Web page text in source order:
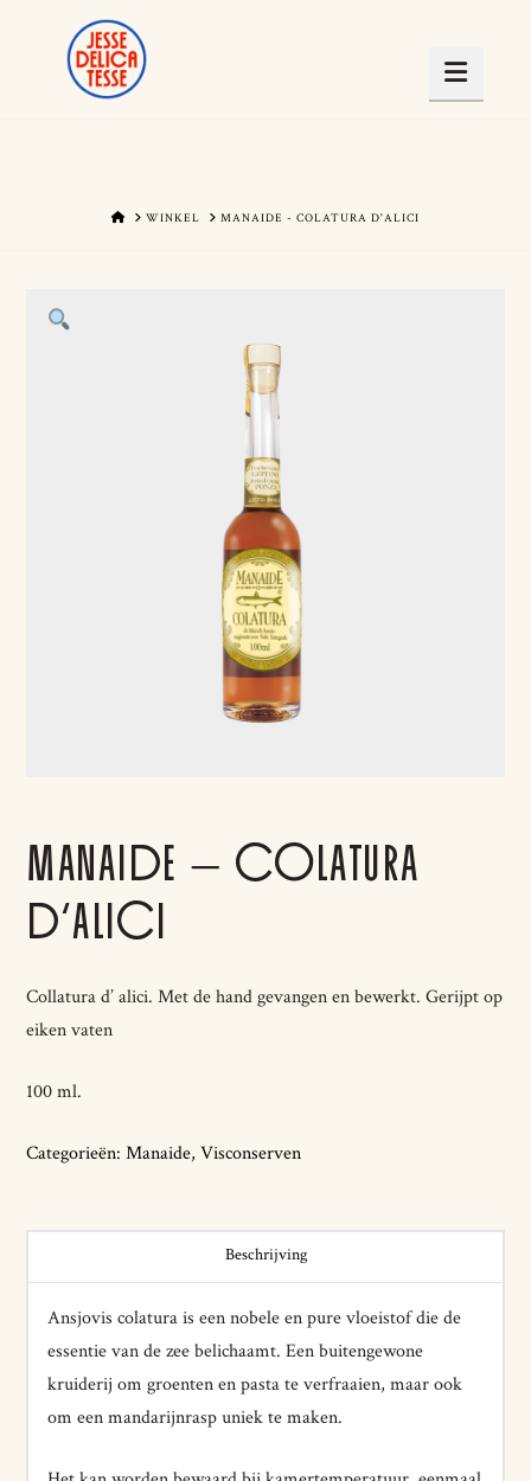
HOMEWINKEL MANAIDE - COLATURA D'ALICI
MANAIDE – COLATURA
D’ALICI
Collatura d’ alici.Met de hand gevangen en bewerkt. Gerijpt op
eiken vaten
100 ml.
Categorieën:Manaide,Visconserven
Beschrijving
Ansjovis colatura is een nobele en pure vloeistof die de
essentie van de zee belichaamt. Een buitengewone
kruiderij om groenten en pasta te verfraaien, maar ook
om een ​​mandarijnrasp uniek te maken.